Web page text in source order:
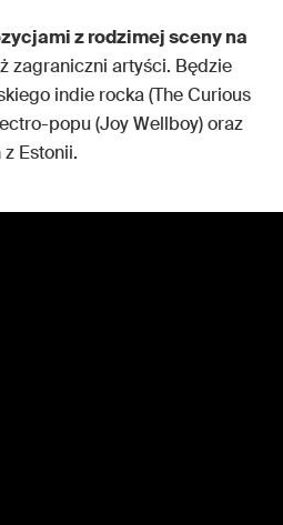
z rodzimej sceny na
zagraniczni artyści. Będzie
indie rocka (The Curious
popu (Joy Wellboy) oraz
Estonii.